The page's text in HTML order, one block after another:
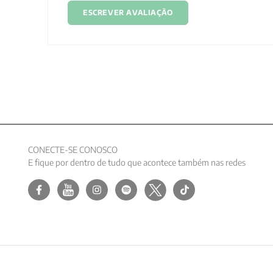
ESCREVER AVALIAÇÃO
CONECTE-SE CONOSCO
E fique por dentro de tudo que acontece também nas redes